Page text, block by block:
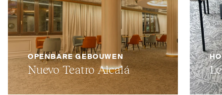
OPENBARE GEBOUWEN
Nuevo Teatro Alcalá